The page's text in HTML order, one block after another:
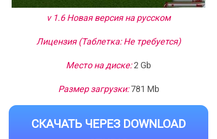
v 1.6 Новая версия на русском
Лицензия (Таблетка: Не требуется)
Место на диске:2 Gb
Размер загрузки:781 Mb
СКАЧАТЬ ЧЕРЕЗ DOWNLOAD